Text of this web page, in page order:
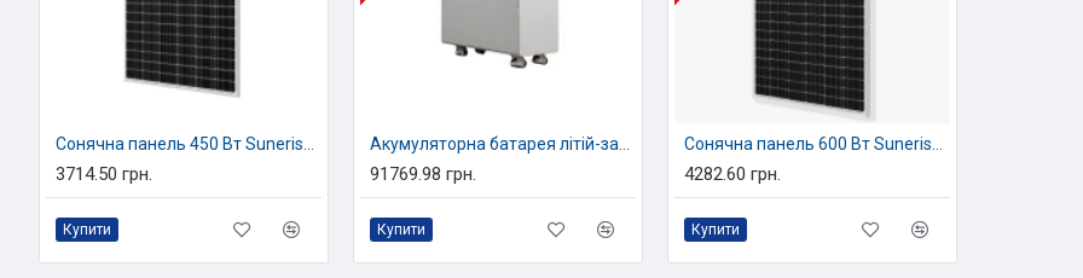
SUN-20-PD0200G-TPS-
розряджання, що дає
тарифів або графіків
енергоефективність
Тип батареї: Літій-
Номінальна
3714.50 грн.
Купити
91769.98 грн.
Купити
4282.60 грн.
Купити